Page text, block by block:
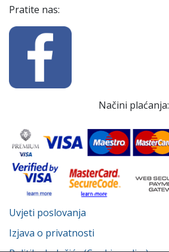
Pratite nas:
Načini plaćanja:
Uvjeti poslovanja
Izjava o privatnosti